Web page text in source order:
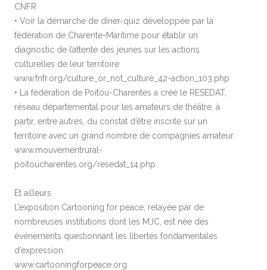
CNFR
• Voir la démarche de dîner-quiz développée par la
fédération de Charente-Maritime pour établir un
diagnostic de l’attente des jeunes sur les actions
culturelles de leur territoire
www.fnfr.org/culture_or_not_culture_42-action_103.php
• La fédération de Poitou-Charentes a créé le RESEDAT,
réseau départemental pour les amateurs de théâtre, à
partir, entre autres, du constat d’être inscrite sur un
territoire avec un grand nombre de compagnies amateur.
www.mouvementrural-
poitoucharentes.org/resedat_14.php
Et ailleurs
L’exposition Cartooning for peace, relayée par de
nombreuses institutions dont les MJC, est née des
événements questionnant les libertés fondamentales
d’expression.
www.cartooningforpeace.org